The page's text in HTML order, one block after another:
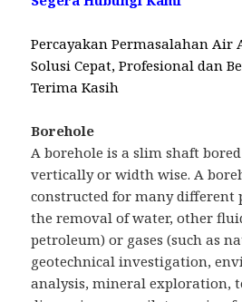
Percayakan Permasalahan Air
Solusi Cepat, Profesional dan
Terima Kasih
Borehole
A borehole is a slim shaft
vertically or width wise. A
constructed for many different
the removal of water, other
petroleum) or gases (such as
geotechnical investigation,
analysis, mineral exploration,